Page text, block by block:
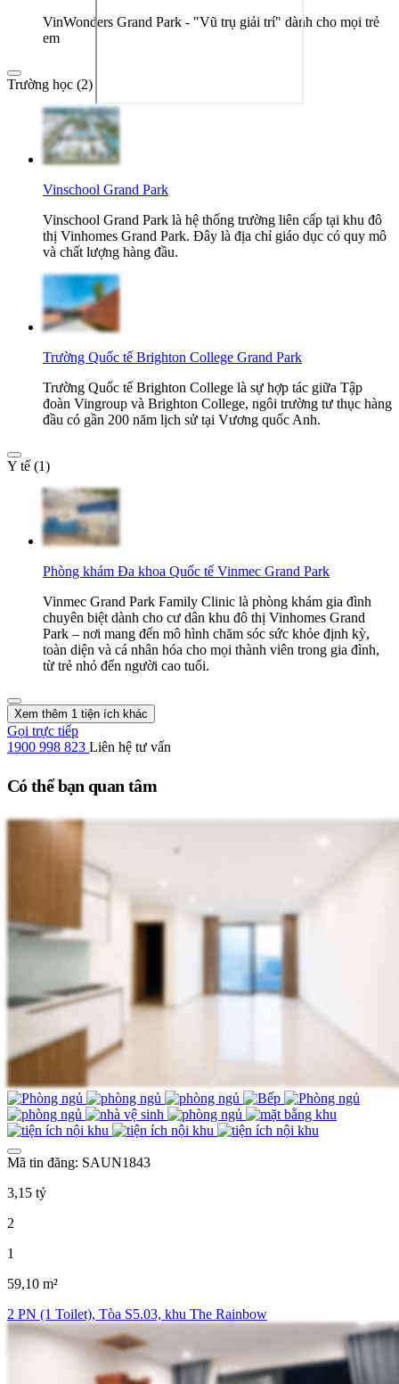
VinWonders Grand Park - "Vũ trụ giải trí" dành cho mọi trẻ
em
Trường học (2)
Vinschool Grand Park
Vinschool Grand Park là hệ thống trường liên cấp tại khu đô
thị Vinhomes Grand Park. Đây là địa chỉ giáo dục có quy mô
và chất lượng hàng đầu.
Trường Quốc tế Brighton College Grand Park
Trường Quốc tế Brighton College là sự hợp tác giữa Tập
đoàn Vingroup và Brighton College, ngôi trường tư thục hàng
đầu có gần 200 năm lịch sử tại Vương quốc Anh.
Y tế (1)
Phòng khám Đa khoa Quốc tế Vinmec Grand Park
Vinmec Grand Park Family Clinic là phòng khám gia đình
chuyên biệt dành cho cư dân khu đô thị Vinhomes Grand
Park – nơi mang đến mô hình chăm sóc sức khỏe định kỳ,
toàn diện và cá nhân hóa cho mọi thành viên trong gia đình,
từ trẻ nhỏ đến người cao tuổi.
Xem thêm 1 tiện ích khác
Gọi trực tiếp
1900 998 823 Liên hệ tư vấn
Có thể bạn quan tâm
Mã tin đăng: SAUN1843
3,15 tỷ
2
1
59,10 m²
2 PN (1 Toilet), Tòa S5.03, khu The Rainbow